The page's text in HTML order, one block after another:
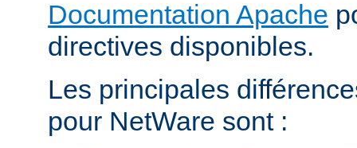
Documentation Apache
directives disponibles.
Les principales
pour NetWare sont :